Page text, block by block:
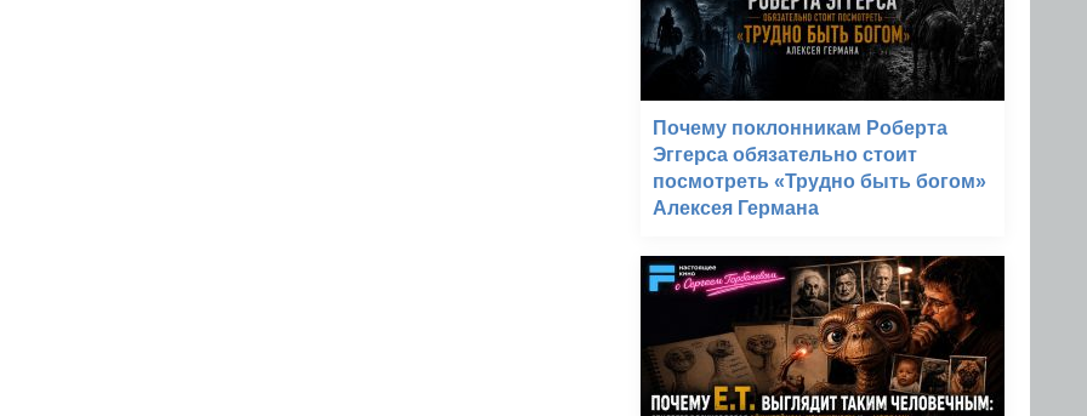
Почему поклонникам Роберта
Эггерса обязательно стоит
посмотреть «Трудно быть богом»
Алексея Германа